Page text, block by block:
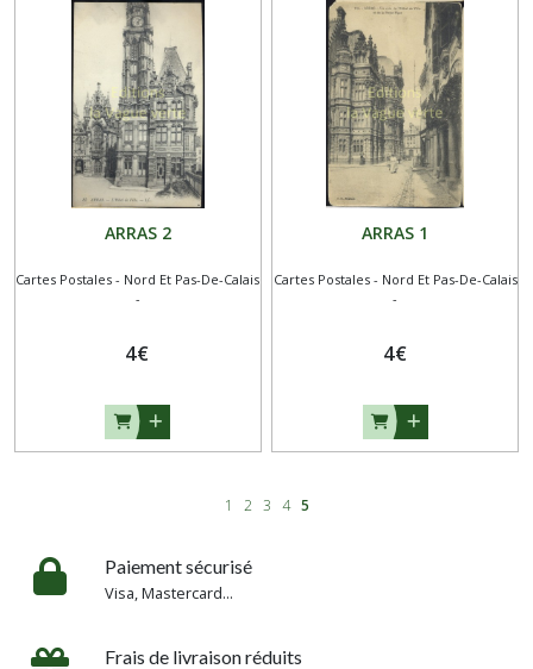
ARRAS 2
Cartes Postales - Nord Et Pas-De-Calais
-
4€
ARRAS 1
Cartes Postales - Nord Et Pas-De-Calais
-
4€
1 2 3 4 5
Paiement sécurisé
Visa, Mastercard...
Frais de livraison réduits